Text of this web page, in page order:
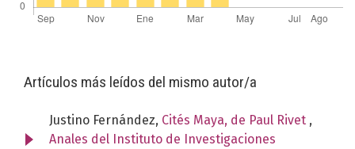
Artículos más leídos del mismo autor/a
Justino Fernández, Cités Maya, de Paul Rivet ,
Anales del Instituto de Investigaciones